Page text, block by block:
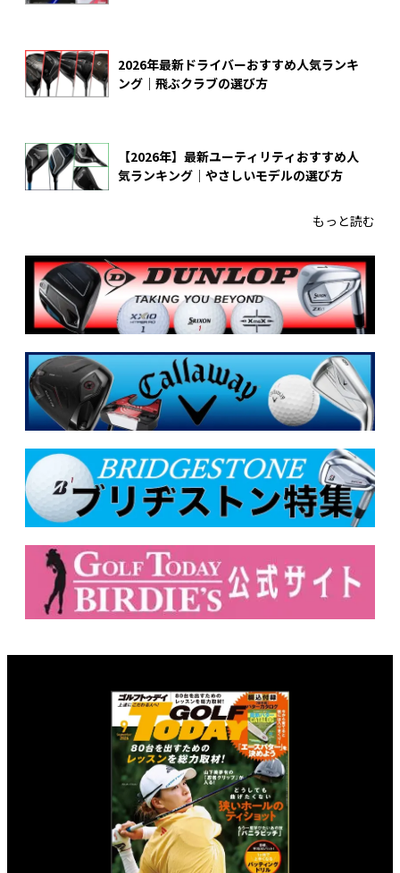
2026年最新ドライバーおすすめ人気ランキ
ング｜飛ぶクラブの選び方
【2026年】最新ユーティリティおすすめ人
気ランキング｜やさしいモデルの選び方
もっと読む